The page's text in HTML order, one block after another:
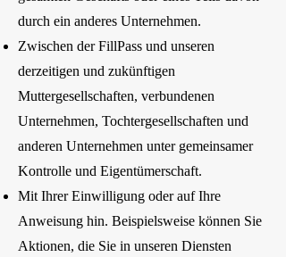
durch ein anderes Unternehmen.
Zwischen der FillPass und unseren
derzeitigen und zukünftigen
Muttergesellschaften, verbundenen
Unternehmen, Tochtergesellschaften und
anderen Unternehmen unter gemeinsamer
Kontrolle und Eigentümerschaft.
Mit Ihrer Einwilligung oder auf Ihre
Anweisung hin. Beispielsweise können Sie
Aktionen, die Sie in unseren Diensten